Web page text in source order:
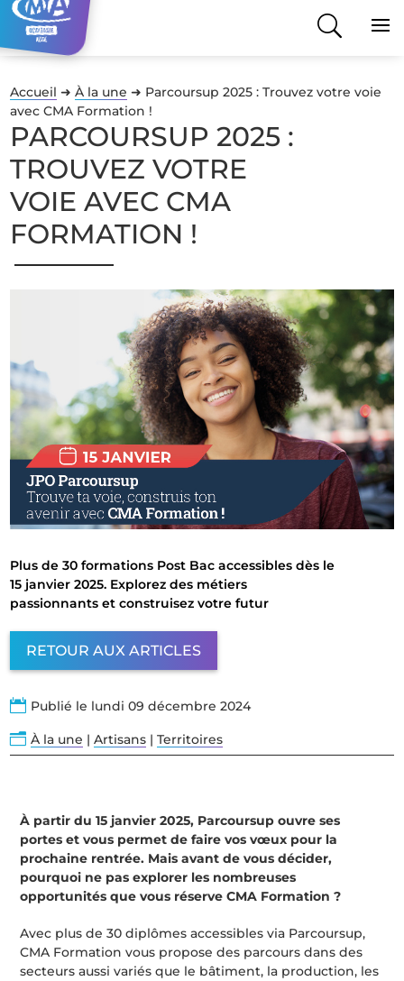
Accueil ➜À la une ➜ Parcoursup 2025 : Trouvez votre voie
avec CMA Formation !
PARCOURSUP 2025 :
TROUVEZ VOTRE
VOIE AVEC CMA
FORMATION !
Plus de 30 formations Post Bac accessibles dès le
15 janvier 2025. Explorez des métiers
passionnants et construisez votre futur
RETOUR AUX ARTICLES
 Publié le lundi 09 décembre 2024
n À la une |Artisans |Territoires
À partir du 15 janvier 2025, Parcoursup ouvre ses
portes et vous permet de faire vos vœux pour la
prochaine rentrée. Mais avant de vous décider,
pourquoi ne pas explorer les nombreuses
opportunités que vous réserve CMA Formation ?
Avec plus de 30 diplômes accessibles via Parcoursup,
CMA Formation vous propose des parcours dans des
secteurs aussi variés que le bâtiment, la production, les